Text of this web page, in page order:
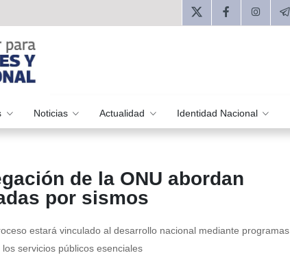
Noticias Actualidad Identidad Nacional
de la ONU abordan
por sismos
estará vinculado al desarrollo nacional mediante programas
servicios públicos esenciales